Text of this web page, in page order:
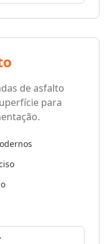
de asfalto
para